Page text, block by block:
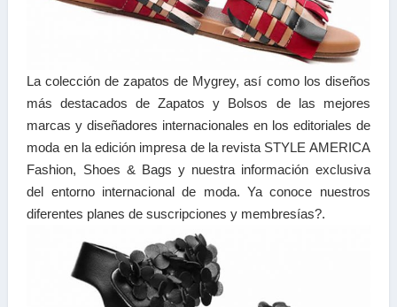
La colección de zapatos de Mygrey, así como los diseños
más destacados de Zapatos y Bolsos de las mejores
marcas y diseñadores internacionales en los editoriales de
moda en la edición impresa de la revista STYLE AMERICA
Fashion, Shoes & Bags y nuestra información exclusiva
del entorno internacional de moda. Ya conoce nuestros
diferentes planes de suscripciones y membresías?.